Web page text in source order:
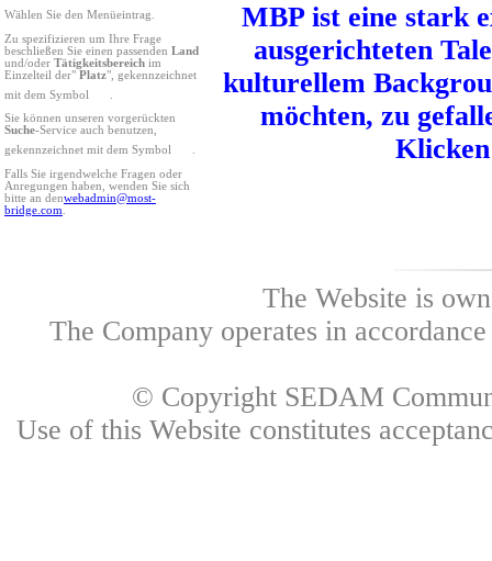
Wählen Sie den Menüeintrag.
Zu spezifizieren um Ihre Frage
beschließen Sie einen passenden Land
und/oder Tätigkeitsbereich im
Einzelteil der" Platz", gekennzeichnet
mit dem Symbol
Sie können unseren vorgerückten
Suche-Service auch benutzen,
gekennzeichnet mit dem Symbol
.
Falls Sie irgendwelche Fragen oder
Anregungen haben, wenden Sie sich
bitte an denwebadmin@most-
bridge.com
MBP ist eine stark
ausgerichteten
kulturellem
möchten, zu
The Website is
The Company operates in
© Copyright SEDAM
Use of this Website constitutes